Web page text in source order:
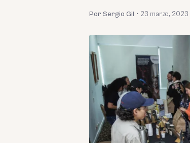
Por Sergio Gil • 23 marzo, 2023